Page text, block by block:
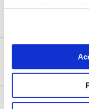
Africa. Sudafrica.